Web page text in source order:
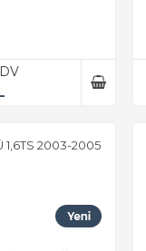
1,6TS 2003-2005